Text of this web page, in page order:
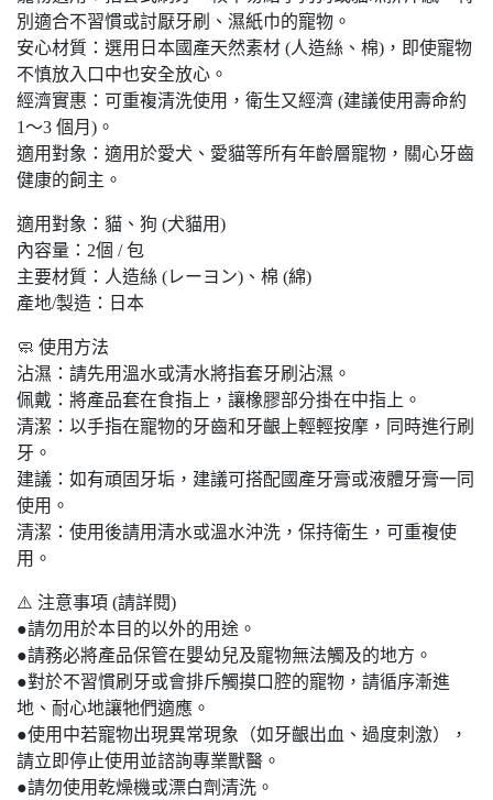
別適合不習慣或討厭牙刷、濕紙巾的寵物。
安心材質：選用日本國產天然素材 (人造絲、棉)，即使寵物
不慎放入口中也安全放心。
經濟實惠：可重複清洗使用，衛生又經濟 (建議使用壽命約
1～3 個月)。
適用對象：適用於愛犬、愛貓等所有年齡層寵物，關心牙齒
健康的飼主。
適用對象：貓、狗 (犬貓用)
內容量：2個 / 包
主要材質：人造絲 (レーヨン)、棉 (綿)
產地/製造：日本
🧼 使用方法
沾濕：請先用溫水或清水將指套牙刷沾濕。
佩戴：將產品套在食指上，讓橡膠部分掛在中指上。
清潔：以手指在寵物的牙齒和牙齦上輕輕按摩，同時進行刷
牙。
建議：如有頑固牙垢，建議可搭配國產牙膏或液體牙膏一同
使用。
清潔：使用後請用清水或溫水沖洗，保持衛生，可重複使
用。
⚠️ 注意事項 (請詳閱)
●請勿用於本目的以外的用途。
●請務必將產品保管在嬰幼兒及寵物無法觸及的地方。
●對於不習慣刷牙或會排斥觸摸口腔的寵物，請循序漸進
地、耐心地讓牠們適應。
●使用中若寵物出現異常現象（如牙齦出血、過度刺激），
請立即停止使用並諮詢專業獸醫。
●請勿使用乾燥機或漂白劑清洗。